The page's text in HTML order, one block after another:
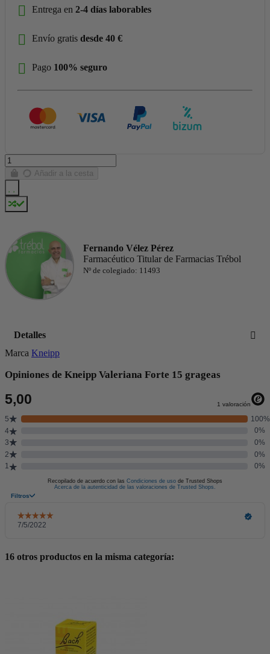
Entrega en 2-4 días laborables
Envío gratis desde 40 €
Pago 100% seguro
Añadir a la cesta
Fernando Vélez Pérez
Farmacéutico Titular de Farmacias Trébol
Nº de colegiado: 11493
Detalles
Marca Kneipp
Opiniones de Kneipp Valeriana Forte 15 grageas
16 otros productos en la misma categoría: